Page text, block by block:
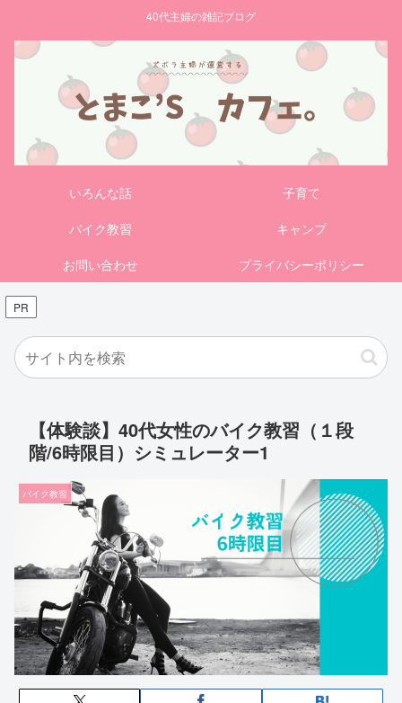
40代主婦の雑記ブログ
いろんな話
子育て
バイク教習
キャンプ
お問い合わせ
プライバシーポリシー
PR
【体験談】40代女性のバイク教習（１段
階/6時限目）シミュレーター1
バイク教習